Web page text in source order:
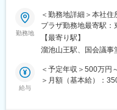
など、別部署へチャ
■勤務地に関して：
本支店は202店舗（神
をしております。初
法人・個人の融資関
務）やその他融資関連
業務内容に応じて各
す。
■組織について
・当部は3ラインで構
勤務地
＜勤務地詳細＞本社
プラザ勤務地最寄駅
策：屋内全面禁煙変
【最寄り駅】
溜池山王駅、国会議事
給与
＜予定年収＞500万円
＞月額（基本給）：